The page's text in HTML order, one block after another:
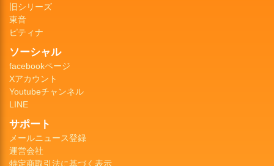
旧シリーズ
東音
ピティナ
ソーシャル
facebookページ
Xアカウント
Youtubeチャンネル
LINE
サポート
メールニュース登録
運営会社
特定商取引法に基づく表示